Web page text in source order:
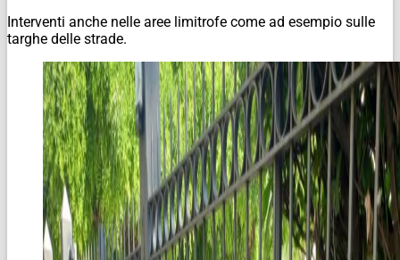
Interventi anche nelle aree limitrofe come ad esempio sulle
targhe delle strade.